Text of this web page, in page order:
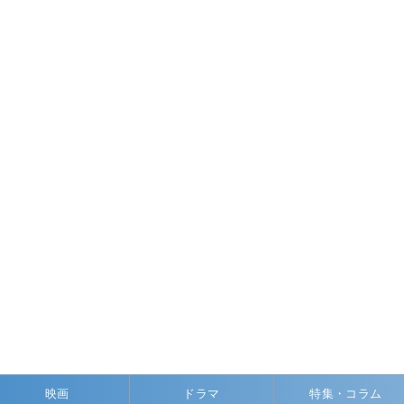
映画 ドラマ 特集・コラム